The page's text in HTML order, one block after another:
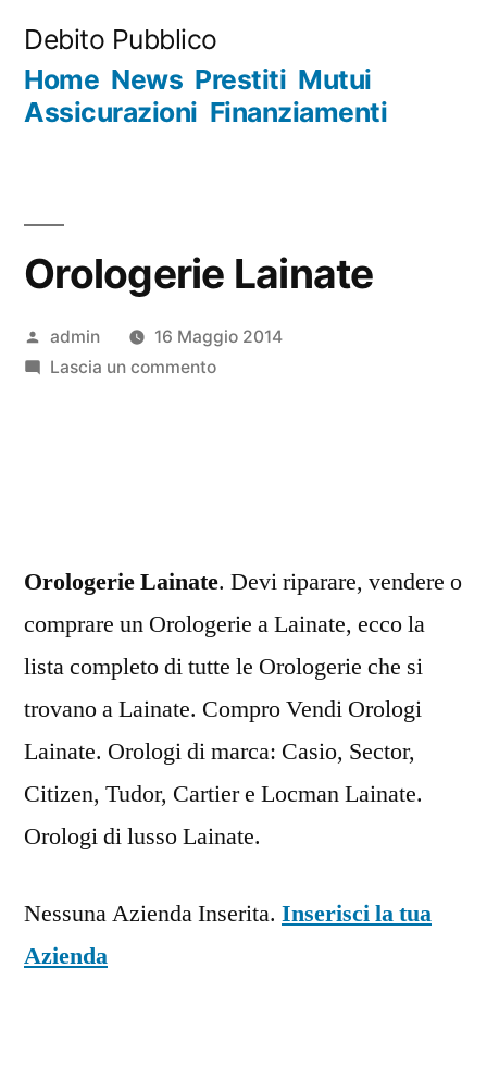
contenuto
Debito Pubblico
Home News Prestiti Mutui
Assicurazioni Finanziamenti
Orologerie Lainate
Pubblicato
da
admin
16 Maggio 2014
Lascia un commentosu
Orologerie Lainate. Devi riparare, vendere o
comprare un Orologerie a Lainate, ecco la
lista completo di tutte le Orologerie che si
trovano a Lainate. Compro Vendi Orologi
Lainate. Orologi di marca: Casio, Sector,
Citizen, Tudor, Cartier e Locman Lainate.
Orologi di lusso Lainate.
Nessuna Azienda Inserita. Inserisci la tua
Azienda